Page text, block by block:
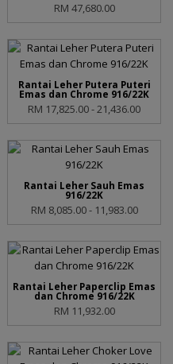
RM 47,680.00
Rantai Leher Putera Puteri
Emas dan Chrome 916/22K
RM 17,825.00 - 21,436.00
Rantai Leher Sauh Emas
916/22K
RM 8,085.00 - 11,983.00
Rantai Leher Paperclip Emas
dan Chrome 916/22K
RM 11,932.00